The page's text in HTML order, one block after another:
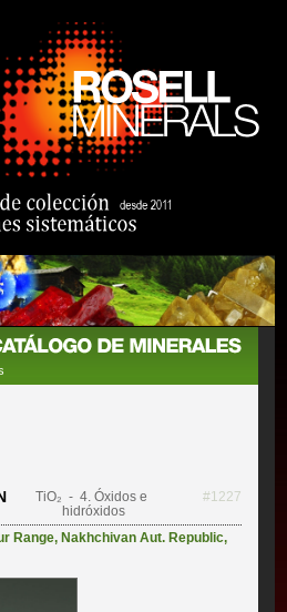
TiO₂ - 4. Óxidos e
hidróxidos
#1227
Range,Nakhchivan Aut. Republic,